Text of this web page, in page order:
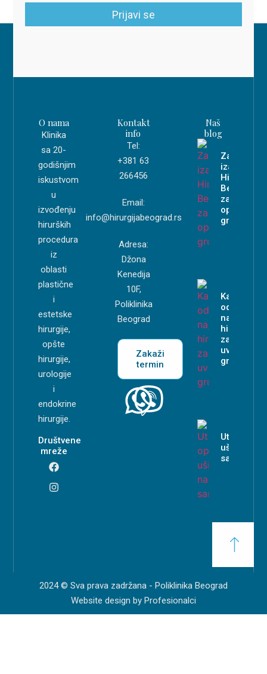
Prijavi se
O nama
Klinika
sa 20-
godišnjim
iskustvom
u
izvođenju
hirurških
procedura
iz
oblasti
plastične
i
estetske
hirurgije,
opšte
hirurgije,
urologije
i
endokrine
hirurgije.
Društvene
mreže
Kontakt
info
Tel:
+381 63
266456
Email:
info@hirurgijabeograd.rs
Adresa:
Džona
Kenedija
10F,
Poliklinika
Beograd
Zakaži
termin
Naš
blog
Zašto
izabrati
Hirurgiju
Beograd
za
operaciju
grudi?
Kako
odabrati
najboljeg
hirurga
za
uvećanje
grudi?
Uticaj
ušiju na
2024 © Sva prava zadržana - Poliklinika Beograd
Website design by Profesionalci